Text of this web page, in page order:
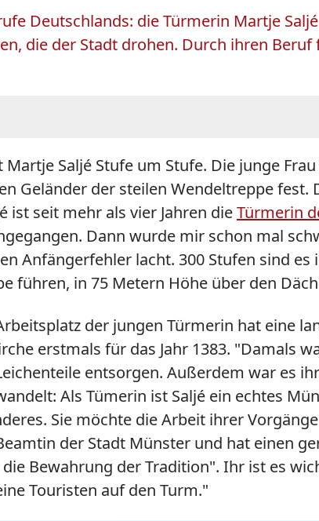
Deutschlands: die Türmerin Martje
die der Stadt drohen. Durch ihren
Saljé Stufe um Stufe. Die junge
Geländer der steilen Wendeltreppe fest.
ist seit mehr als vier Jahren dieTürmerin
Dann wurde mir schon mal
Anfängerfehler lacht. 300 Stufen sind
führen, in 75 Metern Höhe über den
der jungen Türmerin hat eine
erstmals für das Jahr 1383. "Damals
entsorgen. Außerdem war es
Als Tümerin ist Saljé ein echtes
Sie möchte die Arbeit ihrer
der Stadt Münster und hat einen
Bewahrung der Tradition". Ihr ist es
Touristen auf den Turm."